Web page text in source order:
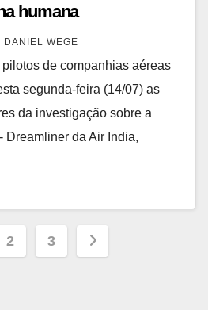
humana
DANIEL WEGE
de companhias aéreas
segunda-feira (14/07) as
da investigação sobre a
Dreamliner da Air India,
2 3